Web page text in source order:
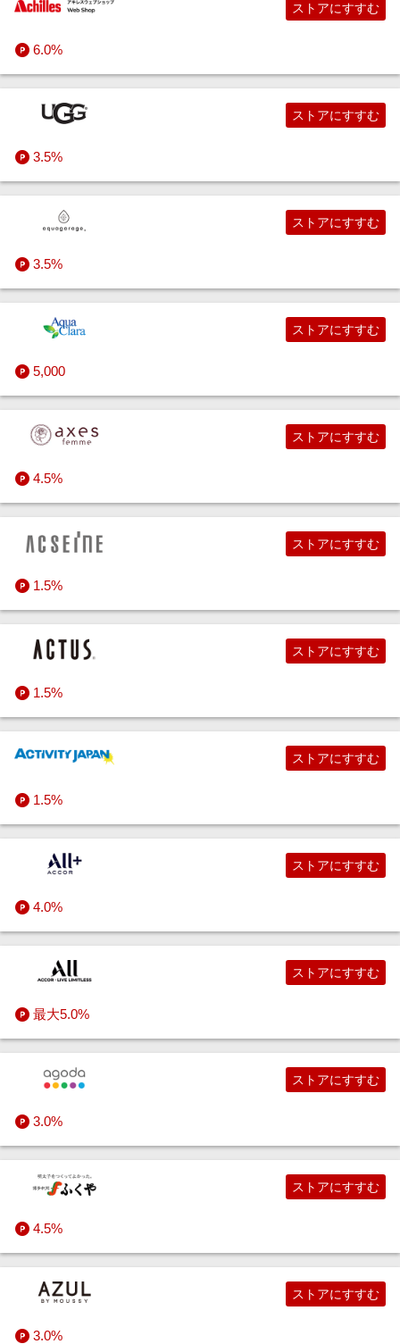
6.0%
ストアにすすむ
3.5%
ストアにすすむ
3.5%
ストアにすすむ
5,000
ストアにすすむ
4.5%
ストアにすすむ
1.5%
ストアにすすむ
1.5%
ストアにすすむ
1.5%
ストアにすすむ
4.0%
ストアにすすむ
最大5.0%
ストアにすすむ
3.0%
ストアにすすむ
4.5%
ストアにすすむ
3.0%
ストアにすすむ